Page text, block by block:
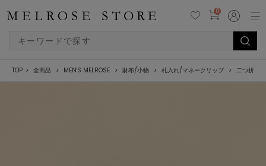
0
TOP 全商品 MEN'S MELROSE 財布/小物 札入れ/マネークリップ 二つ折り